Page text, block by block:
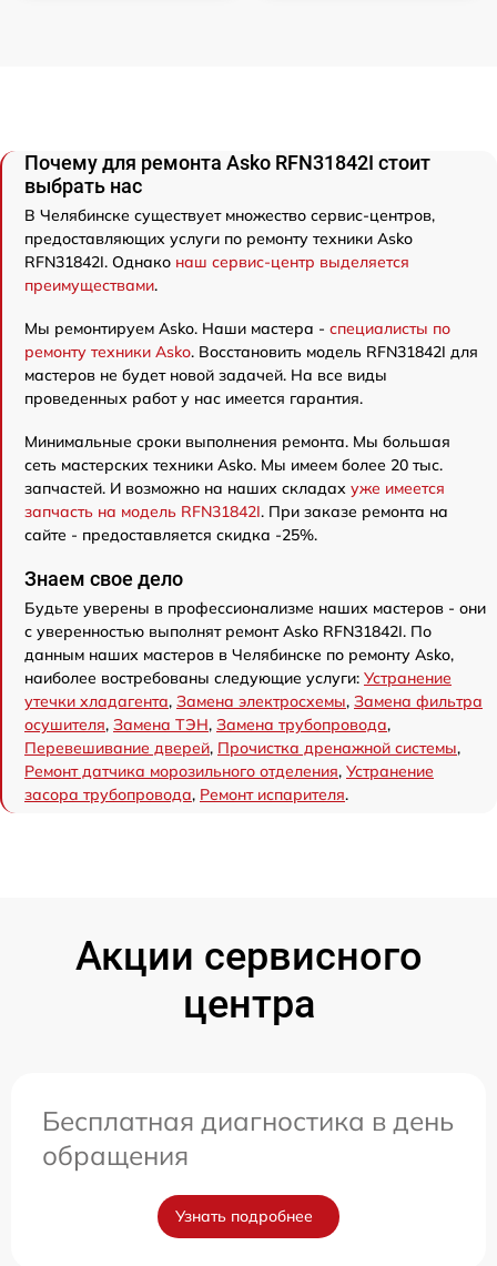
Почему для ремонта Asko RFN31842I стоит
выбрать нас
В Челябинске существует множество сервис-центров,
предоставляющих услуги по ремонту техники Asko
RFN31842I. Однако наш сервис-центр выделяется
преимуществами.
Мы ремонтируем Asko. Наши мастера - специалисты по
ремонту техники Asko. Восстановить модель RFN31842I для
мастеров не будет новой задачей. На все виды
проведенных работ у нас имеется гарантия.
Минимальные сроки выполнения ремонта. Мы большая
сеть мастерских техники Asko. Мы имеем более 20 тыс.
запчастей. И возможно на наших складах уже имеется
запчасть на модель RFN31842I. При заказе ремонта на
сайте - предоставляется скидка -25%.
Знаем свое дело
Будьте уверены в профессионализме наших мастеров - они
с уверенностью выполнят ремонт Asko RFN31842I. По
данным наших мастеров в Челябинске по ремонту Asko,
наиболее востребованы следующие услуги: Устранение
утечки хладагента, Замена электросхемы, Замена фильтра
осушителя, Замена ТЭН, Замена трубопровода,
Перевешивание дверей, Прочистка дренажной системы,
Ремонт датчика морозильного отделения, Устранение
засора трубопровода, Ремонт испарителя.
Акции сервисного
центра
Бесплатная диагностика в день
обращения
Узнать подробнее